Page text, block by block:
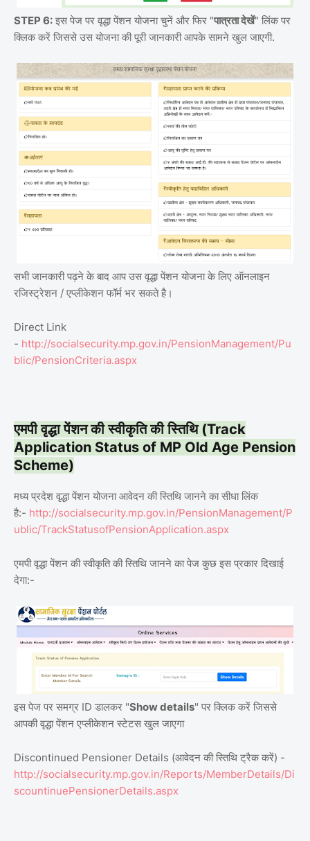
STEP 6: इस पेज पर वृद्धा पेंशन योजना चुनें और फिर "पात्रता देखें" लिंक पर
क्लिक करें जिससे उस योजना की पूरी जानकारी आपके सामने खुल जाएगी.
सभी जानकारी पढ़ने के बाद आप उस वृद्धा पेंशन योजना के लिए ऑनलाइन
रजिस्ट्रेशन / एप्लीकेशन फॉर्म भर सकते है।
Direct Link
- http://socialsecurity.mp.gov.in/PensionManagement/Pu
blic/PensionCriteria.aspx
एमपी वृद्धा पेंशन की स्वीकृति की स्तिथि (Track
Application Status of MP Old Age Pension
Scheme)
मध्य प्रदेश वृद्धा पेंशन योजना आवेदन की स्तिथि जानने का सीधा लिंक
है:- http://socialsecurity.mp.gov.in/PensionManagement/P
ublic/TrackStatusofPensionApplication.aspx
एमपी वृद्धा पेंशन की स्वीकृति की स्तिथि जानने का पेज कुछ इस प्रकार दिखाई
देगा:-
इस पेज पर समग्र ID डालकर "Show details" पर क्लिक करें जिससे
आपकी वृद्धा पेंशन एप्लीकेशन स्टेटस खुल जाएगा
Discontinued Pensioner Details (आवेदन की स्तिथि ट्रैक करें) -
http://socialsecurity.mp.gov.in/Reports/MemberDetails/Di
scountinuePensionerDetails.aspx